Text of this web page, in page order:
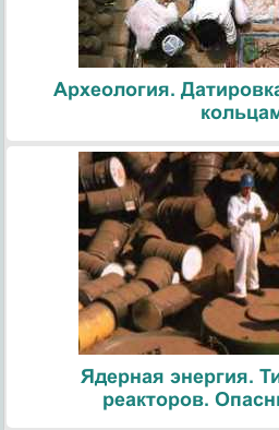
Археология.
Ядерная энергия.
реакторов.